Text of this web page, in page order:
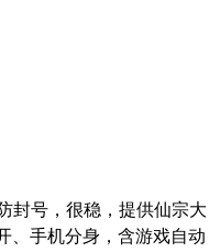
封号，很稳，提供仙宗大
、手机分身，含游戏自动